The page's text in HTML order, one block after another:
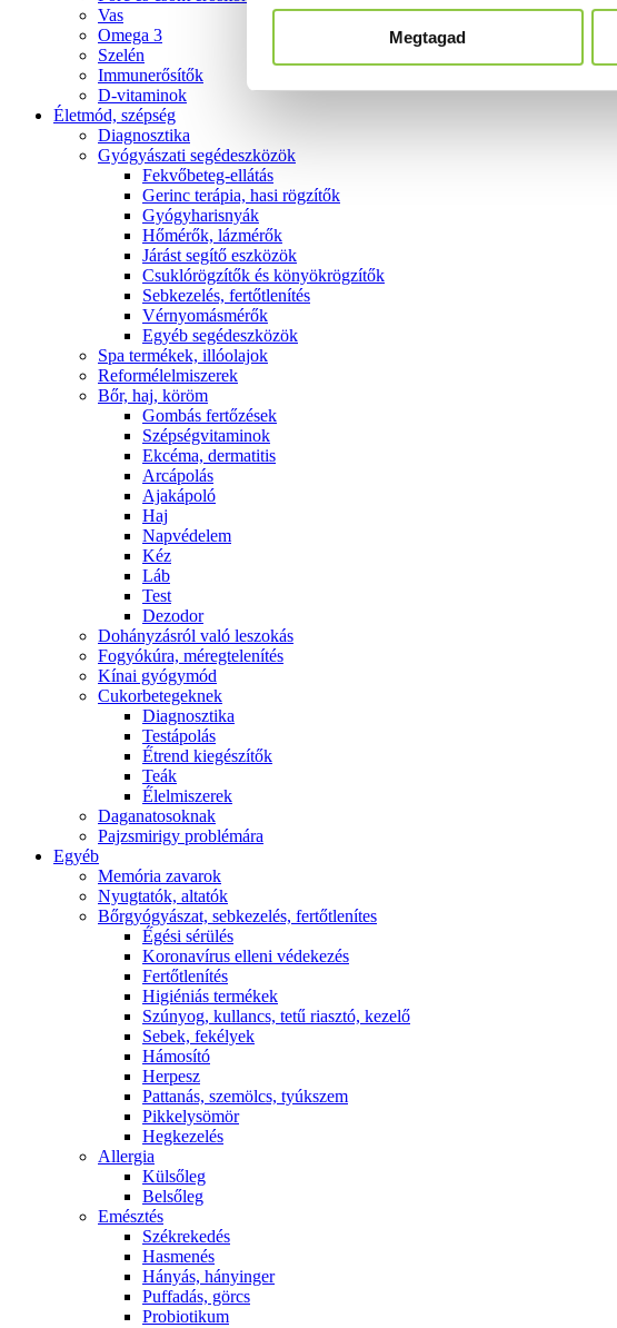
Megtagad
Vas
Omega 3
Szelén
Immunerősítők
D-vitaminok
Életmód, szépség
Diagnosztika
Gyógyászati segédeszközök
Fekvőbeteg-ellátás
Gerinc terápia, hasi rögzítők
Gyógyharisnyák
Hőmérők, lázmérők
Járást segítő eszközök
Csuklórögzítők és könyökrögzítők
Sebkezelés, fertőtlenítés
Vérnyomásmérők
Egyéb segédeszközök
Spa termékek, illóolajok
Reformélelmiszerek
Bőr, haj, köröm
Gombás fertőzések
Szépségvitaminok
Ekcéma, dermatitis
Arcápolás
Ajakápoló
Haj
Napvédelem
Kéz
Láb
Test
Dezodor
Dohányzásról való leszokás
Fogyókúra, méregtelenítés
Kínai gyógymód
Cukorbetegeknek
Diagnosztika
Testápolás
É́trend kiegészítők
Teák
É́lelmiszerek
Daganatosoknak
Pajzsmirigy problémára
Egyéb
Memória zavarok
Nyugtatók, altatók
Bőrgyógyászat, sebkezelés, fertőtlenítes
É́gési sérülés
Koronavírus elleni védekezés
Fertőtlenítés
Higiéniás termékek
Szúnyog, kullancs, tetű riasztó, kezelő
Sebek, fekélyek
Hámosító
Herpesz
Pattanás, szemölcs, tyúkszem
Pikkelysömör
Hegkezelés
Allergia
Külsőleg
Belsőleg
Emésztés
Székrekedés
Hasmenés
Hányás, hányinger
Puffadás, görcs
Probiotikum